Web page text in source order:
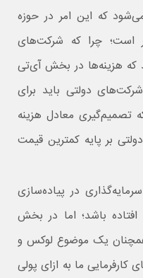
که این امر در حوزه
چرا که شرکت‌های
هزینه‌ها در بخش آی‌تی
دولتی باید برای
تصمیم‌گیری معادل هزینه
بر پایه کمترین قیمت
در پیاده‌سازی
باشد؛ اما در بخش
همچنان یک موضوع لوکس و
ما به ازای پولی